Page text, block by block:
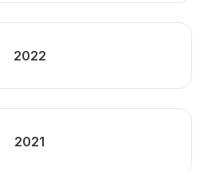
2022
2021